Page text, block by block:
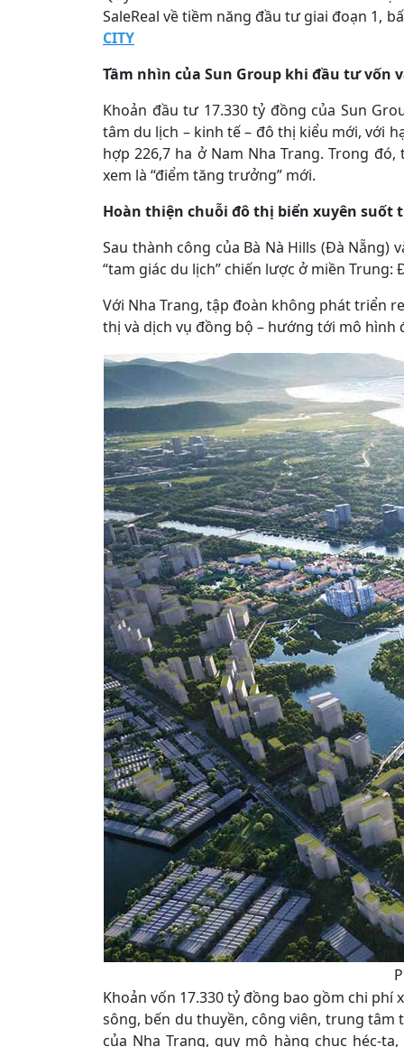
SaleReal về tiềm năng đầu tư giai đoạn 1,
CITY
Tầm nhìn của Sun Group khi đầu tư vốn
Khoản đầu tư 17.330 tỷ đồng của Sun
tâm du lịch – kinh tế – đô thị kiểu mới, với
hợp 226,7 ha ở Nam Nha Trang. Trong
xem là “điểm tăng trưởng” mới.
Hoàn thiện chuỗi đô thị biển xuyên suốt
Sau thành công của Bà Nà Hills (Đà Nẵng)
“tam giác du lịch” chiến lược ở miền Trung:
Với Nha Trang, tập đoàn không phát triển
thị và dịch vụ đồng bộ – hướng tới mô hình
Khoản vốn 17.330 tỷ đồng bao gồm chi
sông, bến du thuyền, công viên, trung
của Nha Trang, quy mô hàng chục héc-